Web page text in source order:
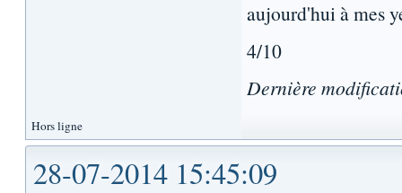
aujourd'hui à mes
4/10
Dernière
Hors ligne
28-07-2014 15:45:09